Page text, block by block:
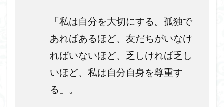
「私は自分を大切にする。孤独で
あればあるほど、友だちがいなけ
ればいないほど、乏しければ乏し
いほど、私は自分自身を尊重す
る」。